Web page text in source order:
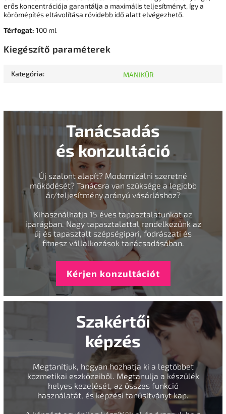
erős koncentrációja garantálja a maximális teljesítményt, így a
körömépítés eltávolítása rövidebb idő alatt elvégezhető.
Térfogat: 100 ml
Kiegészítő paraméterek
Kategória: MANIKŰR
Tanácsadás
és konzultáció
Új szalont alapít? Modernizálni szeretné
működését? Tanácsra van szüksége a legjobb
ár/teljesítmény arányú vásárláshoz?
Kihasználhatja 15 éves tapasztalatunkat az
iparágban. Nagy tapasztalattal rendelkezünk az
új és tapasztalt szépségipari, fodrászati és
fitnesz vállalkozások tanácsadásában.
Kérjen konzultációt
Szakértői
képzés
Megtanítjuk, hogyan hozhatja ki a legtöbbet
kozmetikai eszközeiből. Megtanulja a készülék
helyes kezelését, az összes funkció
használatát, és képzési tanúsítványt kap.